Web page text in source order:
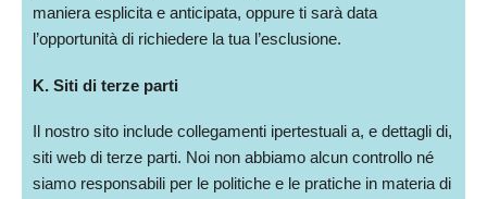
maniera esplicita e anticipata, oppure ti sarà data
l’opportunità di richiedere la tua l’esclusione.
K. Siti di terze parti
Il nostro sito include collegamenti ipertestuali a, e dettagli di,
siti web di terze parti. Noi non abbiamo alcun controllo né
siamo responsabili per le politiche e le pratiche in materia di